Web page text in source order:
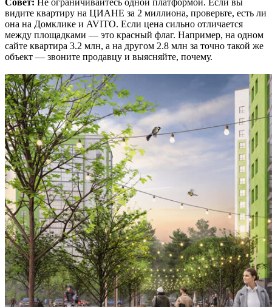
видите квартиру на ЦИАНЕ за 2 миллиона, проверьте, есть ли
она на Домклике и AVITO. Если цена сильно отличается
между площадками — это красный флаг. Например, на одном
сайте квартира 3.2 млн, а на другом 2.8 млн за точно такой же
объект — звоните продавцу и выясняйте, почему.